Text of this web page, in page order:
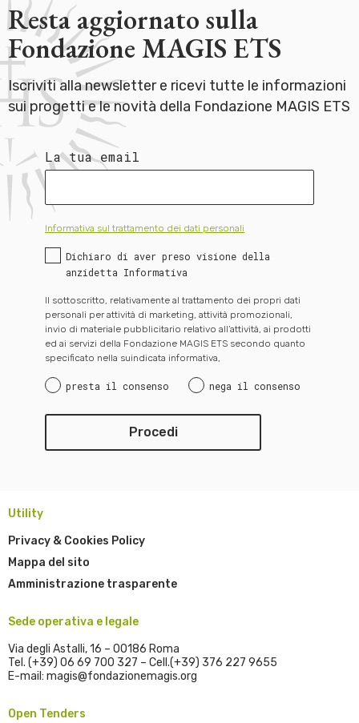
Resta aggiornato sulla
Fondazione MAGIS ETS
Iscriviti alla newsletter e ricevi tutte le informazioni
sui progetti e le novità della Fondazione MAGIS ETS
La tua email
Informativa sul trattamento dei dati personali
Dichiaro di aver preso visione della
anzidetta Informativa
Il sottoscritto, relativamente al trattamento dei propri dati
personali per attività di marketing, attività promozionali,
invio di materiale pubblicitario relativo all’attività, ai prodotti
ed ai servizi della Fondazione MAGIS ETS secondo quanto
specificato nella suindicata informativa,
presta il consenso nega il consenso
Utility
Privacy & Cookies Policy
Mappa del sito
Amministrazione trasparente
Sede operativa e legale
Via degli Astalli, 16 – 00186 Roma
Tel. (+39) 06 69 700 327 – Cell.(+39) 376 227 9655
E-mail: magis@fondazionemagis.org
Open Tenders